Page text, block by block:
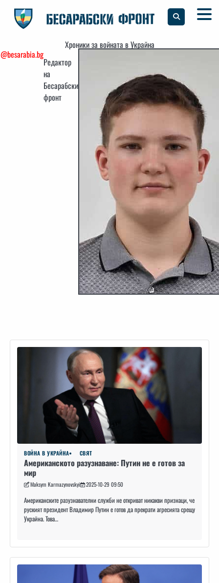
content
Хроники за войната в Украйна
Редактор
на
Бесарабски
фронт
ВОЙНА В УКРАЙНА СВЯТ
Американското разузнаване: Путин не е готов за
мир
Maksym Karmazynovskyi 2025-10-29 09:50
Американските разузнавателни служби не откриват никакви признаци, че
руският президент Владимир Путин е готов да прекрати агресията срещу
Украйна. Това…